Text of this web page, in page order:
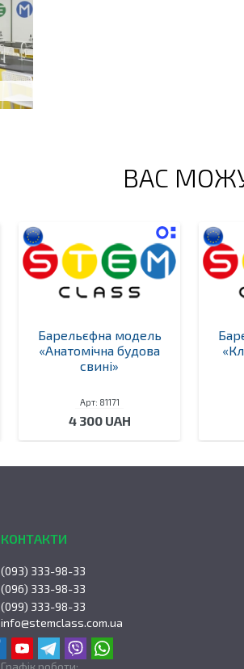
ВАС
Барельєфна модель
«Анатомічна будова
свині»
Арт: 81171
4 300 UAH
КОНТАКТИ
(093) 333-98-33
(096) 333-98-33
(099) 333-98-33
info@stemclass.com.ua
Графік роботи: